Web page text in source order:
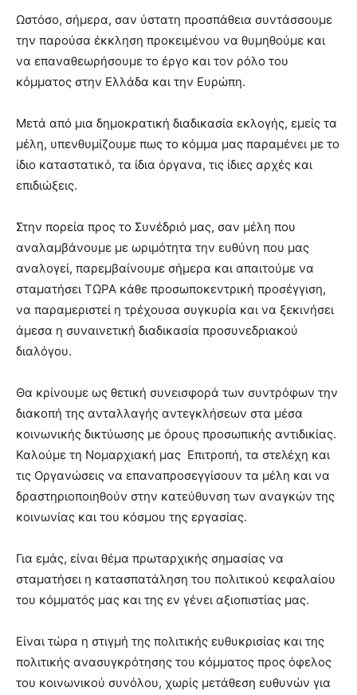
Ωστόσο, σήμερα, σαν ύστατη προσπάθεια συντάσσουμε
την παρούσα έκκληση προκειμένου να θυμηθούμε και
να επαναθεωρήσουμε το έργο και τον ρόλο του
κόμματος στην Ελλάδα και την Ευρώπη.
Μετά από μια δημοκρατική διαδικασία εκλογής, εμείς τα
μέλη, υπενθυμίζουμε πως το κόμμα μας παραμένει με το
ίδιο καταστατικό, τα ίδια όργανα, τις ίδιες αρχές και
επιδιώξεις.
Στην πορεία προς το Συνέδριό μας, σαν μέλη που
αναλαμβάνουμε με ωριμότητα την ευθύνη που μας
αναλογεί, παρεμβαίνουμε σήμερα και απαιτούμε να
σταματήσει ΤΩΡΑ κάθε προσωποκεντρική προσέγγιση,
να παραμεριστεί η τρέχουσα συγκυρία και να ξεκινήσει
άμεσα η συναινετική διαδικασία προσυνεδριακού
διαλόγου.
Θα κρίνουμε ως θετική συνεισφορά των συντρόφων την
διακοπή της ανταλλαγής αντεγκλήσεων στα μέσα
κοινωνικής δικτύωσης με όρους προσωπικής αντιδικίας.
Καλούμε τη Νομαρχιακή μας Επιτροπή, τα στελέχη και
τις Οργανώσεις να επαναπροσεγγίσουν τα μέλη και να
δραστηριοποιηθούν στην κατεύθυνση των αναγκών της
κοινωνίας και του κόσμου της εργασίας.
Για εμάς, είναι θέμα πρωταρχικής σημασίας να
σταματήσει η κατασπατάληση του πολιτικού κεφαλαίου
του κόμματός μας και της εν γένει αξιοπιστίας μας.
Είναι τώρα η στιγμή της πολιτικής ευθυκρισίας και της
πολιτικής ανασυγκρότησης του κόμματος προς όφελος
του κοινωνικού συνόλου, χωρίς μετάθεση ευθυνών για